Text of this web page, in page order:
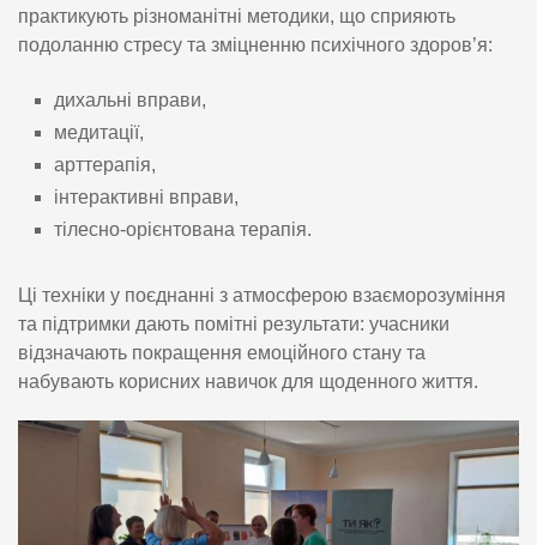
практикують різноманітні методики, що сприяють
подоланню стресу та зміцненню психічного здоров’я:
дихальні вправи,
медитації,
арттерапія,
інтерактивні вправи,
тілесно-орієнтована терапія.
Ці техніки у поєднанні з атмосферою взаєморозуміння
та підтримки дають помітні результати: учасники
відзначають покращення емоційного стану та
набувають корисних навичок для щоденного життя.